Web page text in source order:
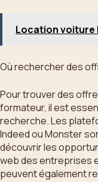
Location voiture
Où rechercher des
Pour trouver des
formateur, il est
recherche. Les
Indeed ou Monster
découvrir les
web des entreprises
peuvent également